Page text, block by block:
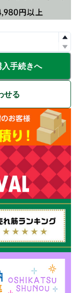
入手続きへ
せる